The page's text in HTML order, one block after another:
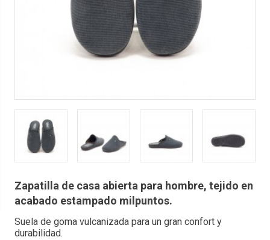
Zapatilla de casa abierta para hombre, tejido en
acabado estampado milpuntos.
Suela de goma vulcanizada para un gran confort y
durabilidad.